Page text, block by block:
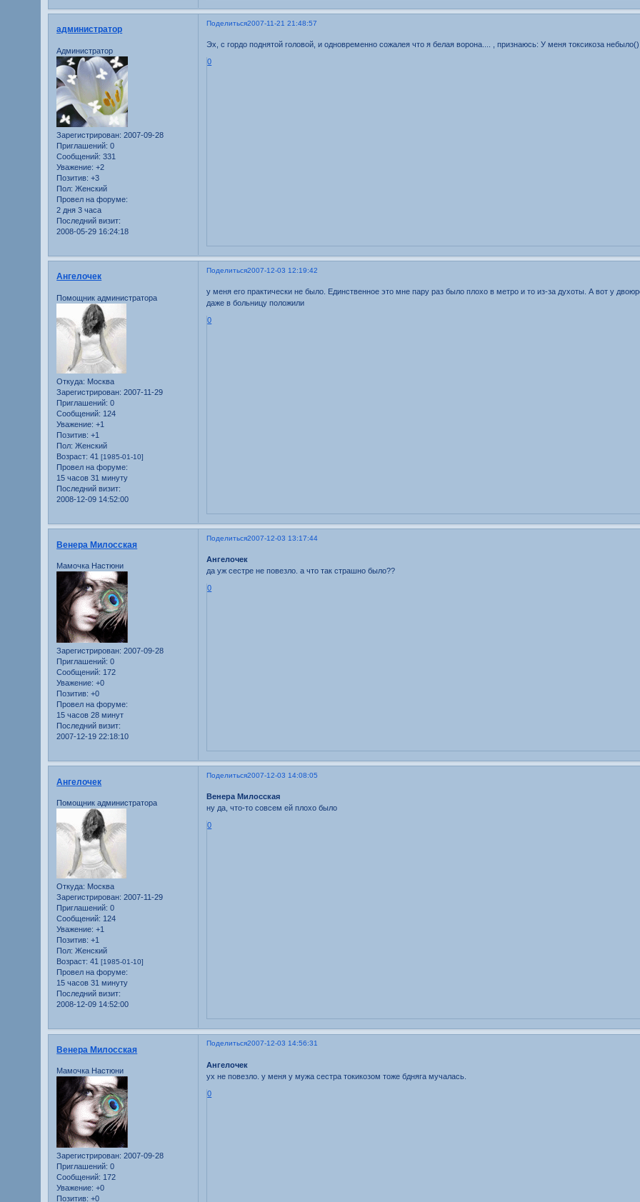
Поделиться2007-11-21 21:48:57
администратор
Администратор
Зарегистрирован: 2007-09-28
Приглашений: 0
Сообщений: 331
Уважение: +2
Позитив: +3
Пол: Женский
Провел на форуме:
2 дня 3 часа
Последний визит:
2008-05-29 16:24:18
Эх, с гордо поднятой головой, и одновременно сожалея что я белая ворона.... , признаюсь: У меня токсикоза
0
Поделиться2007-12-03 12:19:42
Ангелочек
Помощник администратора
Откуда: Москва
Зарегистрирован: 2007-11-29
Приглашений: 0
Сообщений: 124
Уважение: +1
Позитив: +1
Пол: Женский
Возраст: 41[1985-01-10]
Провел на форуме:
15 часов 31 минуту
Последний визит:
2008-12-09 14:52:00
у меня его практически не было. Единственное это мне пару раз было плохо в метро и то из-за духоты. А вот у
даже в больницу положили
0
Поделиться2007-12-03 13:17:44
Венера Милосская
Мамочка Настюни
Зарегистрирован: 2007-09-28
Приглашений: 0
Сообщений: 172
Уважение: +0
Позитив: +0
Провел на форуме:
15 часов 28 минут
Последний визит:
2007-12-19 22:18:10
Ангелочек
да уж сестре не повезло. а что так страшно было??
0
Поделиться2007-12-03 14:08:05
Ангелочек
Помощник администратора
Откуда: Москва
Зарегистрирован: 2007-11-29
Приглашений: 0
Сообщений: 124
Уважение: +1
Позитив: +1
Пол: Женский
Возраст: 41[1985-01-10]
Провел на форуме:
15 часов 31 минуту
Последний визит:
2008-12-09 14:52:00
Венера Милосская
ну да, что-то совсем ей плохо было
0
Поделиться2007-12-03 14:56:31
Венера Милосская
Мамочка Настюни
Зарегистрирован: 2007-09-28
Приглашений: 0
Сообщений: 172
Уважение: +0
Позитив: +0
Ангелочек
ух не повезло. у меня у мужа сестра токикозом тоже бдняга мучалась.
0